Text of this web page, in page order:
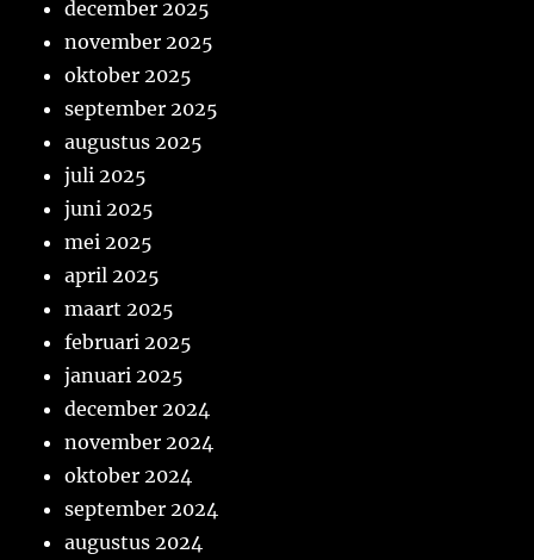
december 2025
november 2025
oktober 2025
september 2025
augustus 2025
juli 2025
juni 2025
mei 2025
april 2025
maart 2025
februari 2025
januari 2025
december 2024
november 2024
oktober 2024
september 2024
augustus 2024